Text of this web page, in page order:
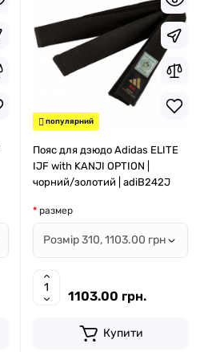
популярний
Пояс для дзюдо Adidas ELITE
IJF with KANJI OPTION |
чорний/золотий | adiB242J
размер
1103.00 грн.
Купити